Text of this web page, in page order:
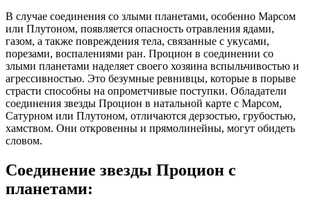
В случае соединения со злыми планетами, особенно Марсом
или Плутоном, появляется опасность отравления ядами,
газом, а также повреждения тела, связанные с укусами,
порезами, воспалениями ран. Процион в соединении со
злыми планетами наделяет своего хозяина вспыльчивостью и
агрессивностью. Это безумные ревнивцы, которые в порыве
страсти способны на опрометчивые поступки. Обладатели
соединения звезды Процион в натальной карте с Марсом,
Сатурном или Плутоном, отличаются дерзостью, грубостью,
хамством. Они откровенны и прямолинейны, могут обидеть
словом.
Соединение звезды Процион с
планетами: